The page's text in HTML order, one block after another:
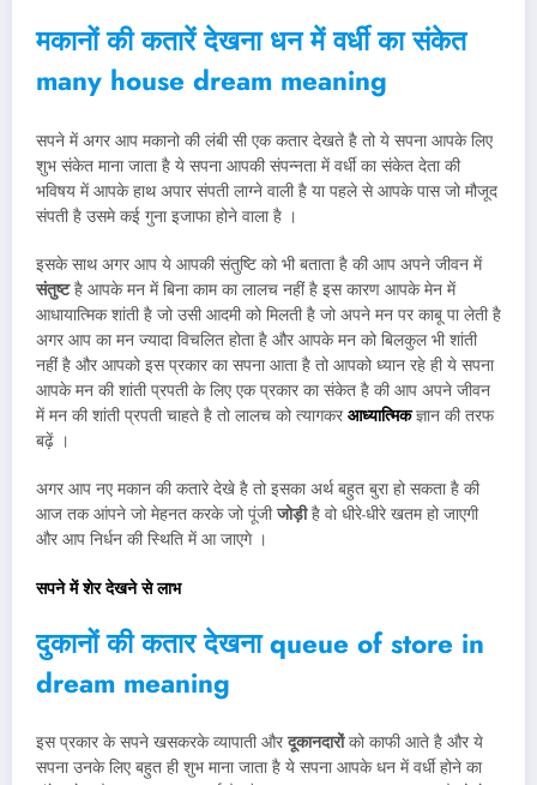
मकानों की कतारें देखना धन में वर्धी का संकेत
many house dream meaning
सपने में अगर आप मकानो की लंबी सी एक कतार देखते है तो ये सपना आपके लिए
शुभ संकेत माना जाता है ये सपना आपकी संपन्नता में वर्धी का संकेत देता की
भविषय में आपके हाथ अपार संपती लाग्ने वाली है या पहले से आपके पास जो मौजूद
संपती है उसमे कई गुना इजाफा होने वाला है ।
इसके साथ अगर आप ये आपकी संतुष्टि को भी बताता है की आप अपने जीवन में
संतुष्टहै आपके मन में बिना काम का लालच नहीं है इस कारण आपके मेन में
आधायात्मिक शांती है जो उसी आदमी को मिलती है जो अपने मन पर काबू पा लेती है
अगर आप का मन ज्यादा विचलित होता है और आपके मन को बिलकुल भी शांती
नहीं है और आपको इस प्रकार का सपना आता है तो आपको ध्यान रहे ही ये सपना
आपके मन की शांती प्रपती के लिए एक प्रकार का संकेत है की आप अपने जीवन
में मन की शांती प्रपती चाहते है तो लालच को त्यागकर आध्यात्मिक ज्ञान की तरफ
बढ़ें ।
अगर आप नए मकान की कतारे देखे है तो इसका अर्थ बहुत बुरा हो सकता है की
आज तक आंपने जो मेहनत करके जो पूंजीजोड़ीहै वो धीरे-धीरे खतम हो जाएगी
और आप निर्धन की स्थिति में आ जाएगे ।
सपने में शेर देखने से लाभ
दुकानों की कतार देखना queue of store in
dream meaning
इस प्रकार के सपने खसकरके व्यापाती औरदूकानदारोंको काफी आते है और ये
सपना उनके लिए बहुत ही शुभ माना जाता है ये सपना आपके धन में वर्धी होने का